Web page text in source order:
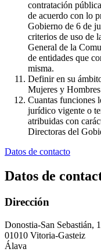
contratación
de acuerdo con lo
Gobierno de 6 de
criterios de uso de
General de la
de entidades que
misma.
Definir en su
Mujeres y
Cuantas funciones
jurídico vigente o
atribuidas con
Directoras del
Datos de contacto
Datos de
Dirección
Donostia-San Sebastián, 1
01010 Vitoria-Gasteiz
Álava